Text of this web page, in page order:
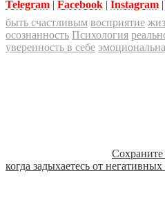
Telegram | Facebook | Instagram |
быть счастливым восприятие
осознанность Психология
уверенность в себе
Сохраните
когда задыхаетесь от